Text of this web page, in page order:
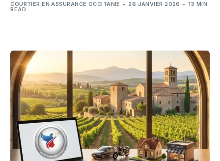
COURTIER EN ASSURANCE OCCITANIE 26 JANVIER 2026 13 MIN
READ